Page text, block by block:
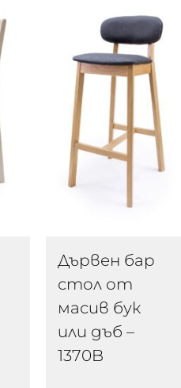
Дървен бар
стол от
масив бук
или дъб –
1370B